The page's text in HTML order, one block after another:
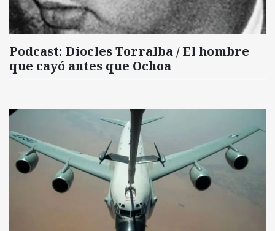
Podcast: Diocles Torralba / El hombre
que cayó antes que Ochoa